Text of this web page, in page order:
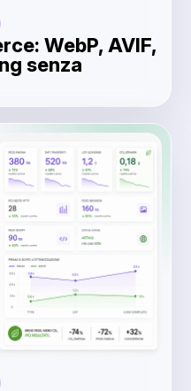
WebP, AVIF,
senza